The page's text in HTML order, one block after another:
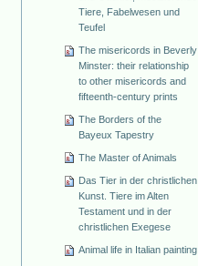
Tiere, Fabelwesen und
Teufel
The misericords in Beverly
Minster: their relationship
to other misericords and
fifteenth-century prints
The Borders of the
Bayeux Tapestry
The Master of Animals
Das Tier in der christlichen
Kunst. Tiere im Alten
Testament und in der
christlichen Exegese
Animal life in Italian painting